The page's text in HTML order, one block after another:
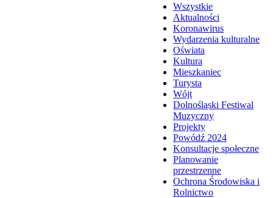
Wszystkie
Aktualności
Koronawirus
Wydarzenia kulturalne
Oświata
Kultura
Mieszkaniec
Turysta
Wójt
Dolnośląski Festiwal
Muzyczny
Projekty
Powódź 2024
Konsultacje społeczne
Planowanie
przestrzenne
Ochrona Środowiska i
Rolnictwo